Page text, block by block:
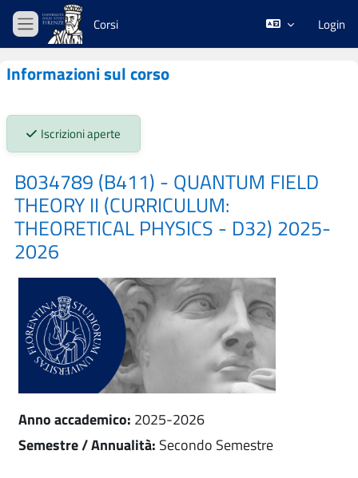
Vai al contenuto principale
Pannello laterale
Corsi Login
Informazioni sul corso
Stato iscrizioni:
Iscrizioni aperte
B034789 (B411) - QUANTUM FIELD
THEORY II (CURRICULUM:
THEORETICAL PHYSICS - D32) 2025-
2026
Anno accademico: 2025-2026
Semestre / Annualità: Secondo Semestre